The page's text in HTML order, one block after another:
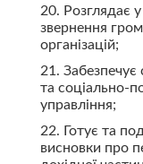
20. Розглядає
звернення
організацій;
21.
та соціально-
управління;
22. Готує та
висновки про